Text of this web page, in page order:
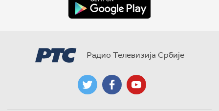
Радио Телевизија Србије